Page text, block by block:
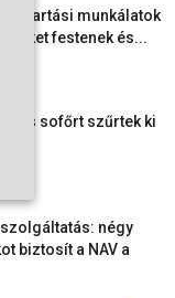
munkálatok
festenek és...
ittas sofőrt szűrtek ki
négy
biztosít a NAV a